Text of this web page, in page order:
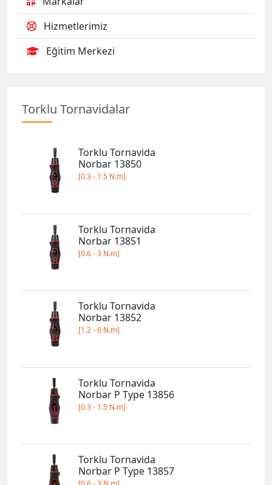
Hizmetlerimiz
Eğitim Merkezi
Torklu Tornavidalar
Torklu Tornavida
Norbar 13850
[0.3 - 1.5 N.m]
Torklu Tornavida
Norbar 13851
[0.6 - 3 N.m]
Torklu Tornavida
Norbar 13852
[1.2 - 6 N.m]
Torklu Tornavida
Norbar P Type 13856
[0.3 - 1.5 N.m]
Torklu Tornavida
Norbar P Type 13857